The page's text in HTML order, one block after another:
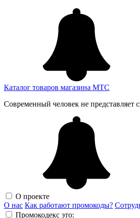
Каталог товаров магазина МТС
Современный человек не представляет
О проекте
О нас Как работают промокоды?
Промокодекс это: